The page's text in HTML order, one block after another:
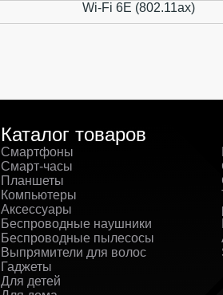
Wi-Fi 6E (802.11ax)
Каталог товаров
Смартфоны
Смарт-часы
Планшеты
Компьютеры
Аксессуары
Беспроводные наушники
Беспроводные пылесосы
Выпрямители для волос
Гаджеты
Для детей